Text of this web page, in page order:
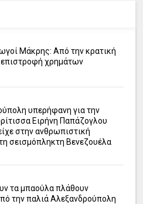
Μάκρης: Από την κρατική
χρημάτων
υπερήφανη για την
Ειρήνη Παπάζογλου
στην ανθρωπιστική
σεισμόπληκτη Βενεζουέλα
τα μπαούλα πλάθουν
την παλιά Αλεξανδρούπολη